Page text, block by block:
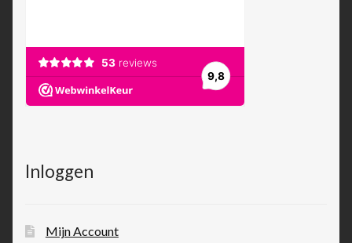
Inloggen
Mijn Account